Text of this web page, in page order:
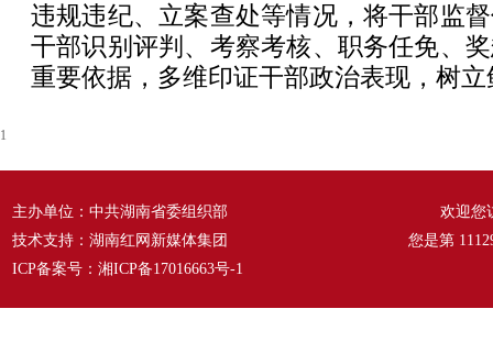
违规违纪、立案查处等情况，将干部监
干部识别评判、考察考核、职务任免、
重要依据，多维印证干部政治表现，树
1
主办单位：中共湖南省委组织部
技术支持：湖南红网新媒体集团
ICP备案号： 湘ICP备17016663号-1
欢迎您
您是第